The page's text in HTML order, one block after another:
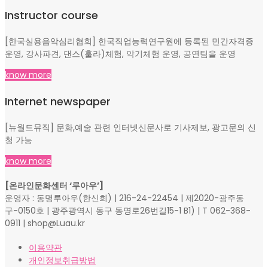
Instructor course
[한국실용음악심리협회] 한국직업능력연구원에 등록된 민간자격증
운영, 강사파견, 댄스(훌라)체험, 악기체험 운영, 공연팀을 운영
know more
Internet newspaper
[뉴월드뮤직] 문화,예술 관련 인터넷신문사로 기사제보, 광고문의 신
청 가능
know more
[온라인문화센터 ‘루아우’]
운영자 : 동명루아우(한신희) | 216-24-22454 | 제2020-광주동
구-0150호 | 광주광역시 동구 동명로26번길15-1 B1) | T 062-368-
0911 | shop@Luau.kr
이용약관
개인정보취급방법